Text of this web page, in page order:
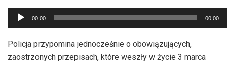
Odtwarzacz
plików
dźwiękowych
00:00 00:00
Policja przypomina jednocześnie o obowiązujących,
zaostrzonych przepisach, które weszły w życie 3 marca